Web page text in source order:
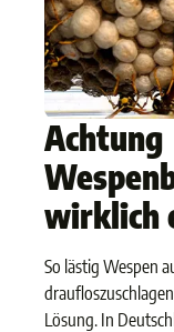
Achtung
wirklich
So lästig Wespen
Lösung. In